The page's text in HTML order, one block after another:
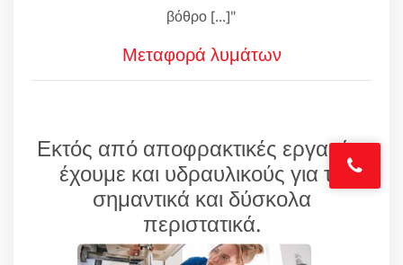
βόθρο [...]"
Μεταφορά λυμάτων
Εκτός από αποφρακτικές εργασίες
έχουμε και υδραυλικούς για τα
σημαντικά και δύσκολα
περιστατικά.